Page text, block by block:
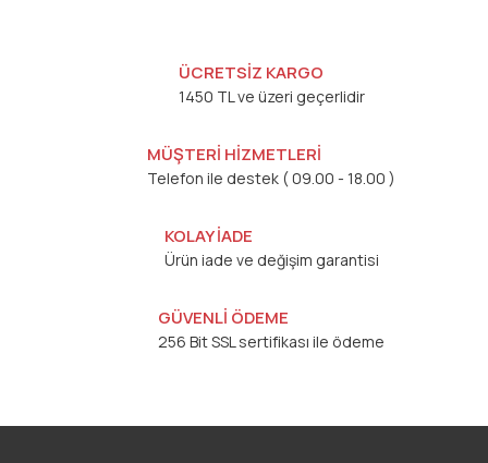
ÜCRETSİZ KARGO
1450 TL ve üzeri geçerlidir
MÜŞTERİ HİZMETLERİ
Telefon ile destek ( 09.00 - 18.00 )
KOLAY İADE
Ürün iade ve değişim garantisi
GÜVENLİ ÖDEME
256 Bit SSL sertifikası ile ödeme